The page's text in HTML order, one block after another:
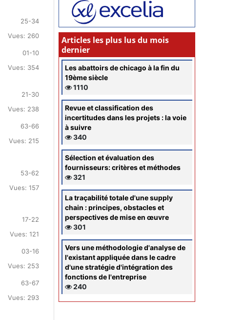
25-34
Vues: 260
01-10
Vues: 354
21-30
Vues: 238
63-66
Vues: 215
53-62
Vues: 157
17-22
Vues: 121
03-16
Vues: 253
63-67
Vues: 293
Articles les plus lus du mois
dernier
Les abattoirs de chicago à la fin du
19ème siècle
1110
Revue et classification des
incertitudes dans les projets : la voie
à suivre
340
Sélection et évaluation des
fournisseurs: critères et méthodes
321
La traçabilité totale d'une supply
chain : principes, obstacles et
perspectives de mise en œuvre
301
Vers une méthodologie d'analyse de
l'existant appliquée dans le cadre
d'une stratégie d'intégration des
fonctions de l'entreprise
240